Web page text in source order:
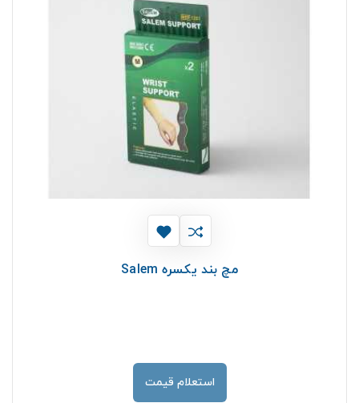
مچ بند يكسره Salem
استعلام قیمت